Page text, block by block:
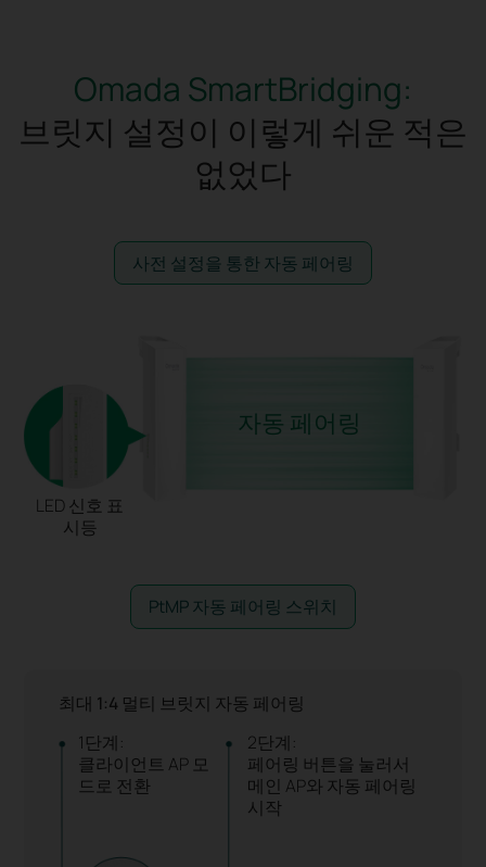
Omada SmartBridging:
브릿지 설정이 이렇게 쉬운 적은
없었다
사전 설정을 통한 자동 페어링
LED 신호 표
시등
자동 페어링
PtMP 자동 페어링 스위치
최대 1:4 멀티 브릿지 자동 페어링
1단계:
클라이언트 AP 모
드로 전환
2단계:
페어링 버튼을 눌러서
메인 AP와 자동 페어링
시작